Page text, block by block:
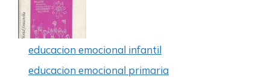
educacion emocional infantil
educacion emocional primaria